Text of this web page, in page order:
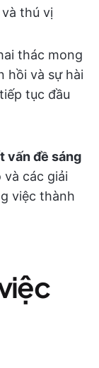
thú vị
thác mong
hồi và sự hài
tục đầu
vấn đề sáng
các giải
việc thành